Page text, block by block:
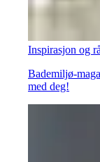
Inspirasjon og
Bademiljø-
med deg!